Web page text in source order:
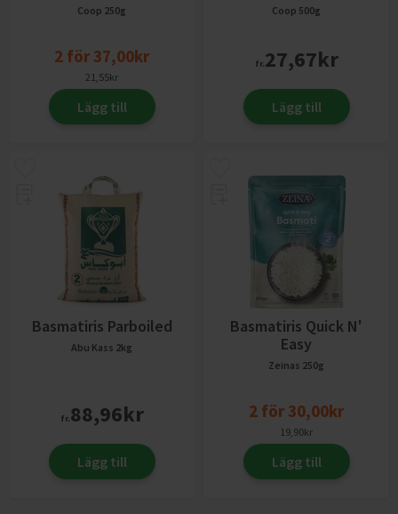
Coop 250g
2 för 37,00kr
21,55kr
Lägg till
Coop 500g
fr.27,67kr
Lägg till
Basmatiris Parboiled
Abu Kass 2kg
fr.88,96kr
Lägg till
Basmatiris Quick N'
Easy
Zeinas 250g
2 för 30,00kr
19,90kr
Lägg till